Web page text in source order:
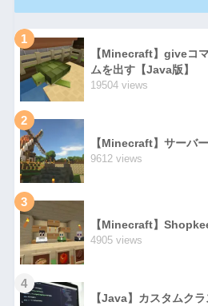
1
【Minecraft】giveコ
ムを出す【Java版】
19504 views
2
【Minecraft】サーバ
9612 views
3
【Minecraft】
4905 views
4
【Java】カスタムク